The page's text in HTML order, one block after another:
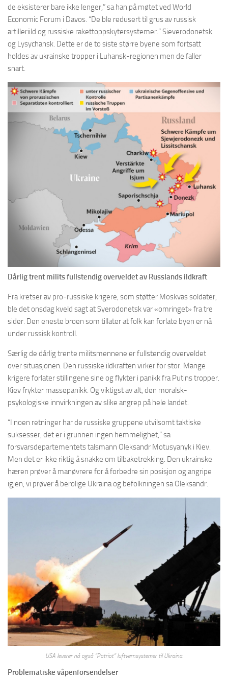
de eksisterer bare ikke lenger,” sa han på møtet ved World
Economic Forum i Davos. “De ble redusert til grus av russisk
artilleriild og russiske rakettoppskytersystemer.” Sieverodonetsk
og Lysychansk. Dette er de to siste større byene som fortsatt
holdes av ukrainske tropper i Luhansk-regionen men de faller
snart.
Dårlig trent milits fullstendig overveldet av Russlands ildkraft
Fra kretser av pro-russiske krigere, som støtter Moskvas soldater,
ble det onsdag kveld sagt at Syerodonetsk var «omringet» fra tre
sider. Den eneste broen som tillater at folk kan forlate byen er nå
under russisk kontroll.
Særlig de dårlig trente militsmennene er fullstendig overveldet
over situasjonen. Den russiske ildkraften virker for stor. Mange
krigere forlater stillingene sine og flykter i panikk fra Putins tropper.
Kiev frykter massepanikk. Og viktigst av alt, den moralsk-
psykologiske innvirkningen av slike angrep på hele landet.
“I noen retninger har de russiske gruppene utvilsomt taktiske
suksesser, det er i grunnen ingen hemmelighet,” sa
forsvarsdepartementets talsmann Oleksandr Motusyanyk i Kiev.
Men det er ikke riktig å snakke om tilbaketrekking. Den ukrainske
hæren prøver å manøvrere for å forbedre sin posisjon og angripe
igjen, vi prøver å berolige Ukraina og befolkningen sa Oleksandr.
USA leverer nå også “Patriot” luftvernsystemer til Ukraina.
Problematiske våpenforsendelser